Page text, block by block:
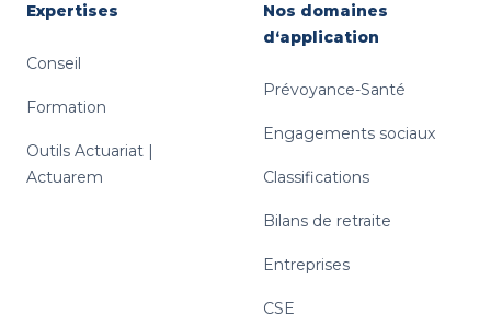
Expertises
Conseil
Formation
Outils Actuariat |
Actuarem
Nos domaines
d‘application
Prévoyance-Santé
Engagements sociaux
Classifications
Bilans de retraite
Entreprises
CSE